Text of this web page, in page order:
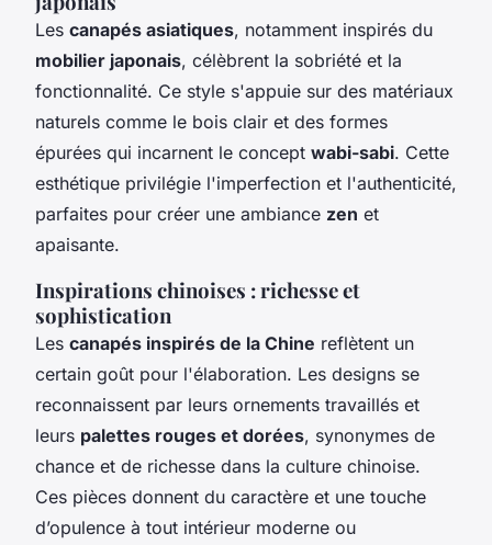
Les canapés asiatiques, notamment inspirés du
mobilier japonais, célèbrent la sobriété et la
fonctionnalité. Ce style s'appuie sur des matériaux
naturels comme le bois clair et des formes
épurées qui incarnent le concept wabi-sabi. Cette
esthétique privilégie l'imperfection et l'authenticité,
parfaites pour créer une ambiance zen et
apaisante.
Inspirations chinoises : richesse et
sophistication
Les canapés inspirés de la Chine reflètent un
certain goût pour l'élaboration. Les designs se
reconnaissent par leurs ornements travaillés et
leurs palettes rouges et dorées, synonymes de
chance et de richesse dans la culture chinoise.
Ces pièces donnent du caractère et une touche
d’opulence à tout intérieur moderne ou